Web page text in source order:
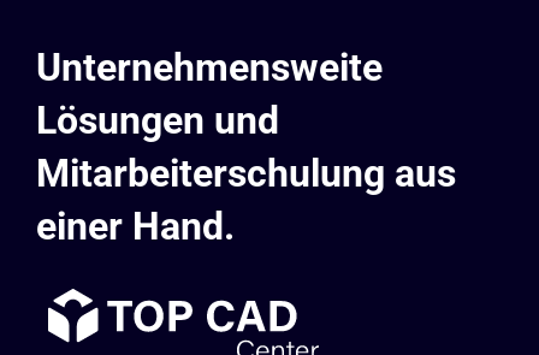
Unternehmensweite
Lösungen und
Mitarbeiterschulung aus
einer Hand.